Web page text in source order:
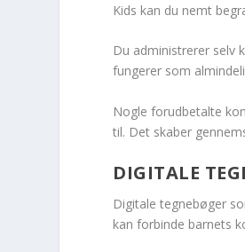
Kids kan du nemt
Du administrerer selv
fungerer som
Nogle forudbetalte
til. Det skaber
DIGITALE
Digitale tegnebøger
kan forbinde barnets